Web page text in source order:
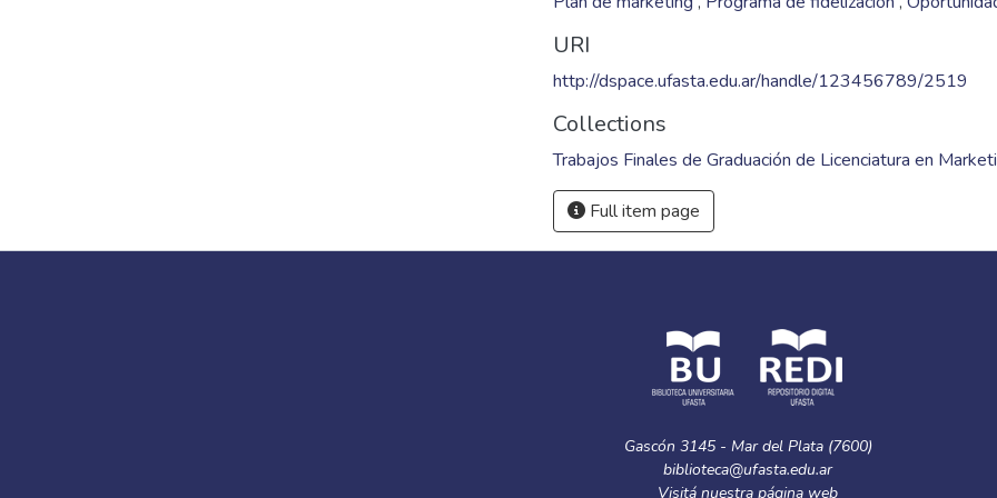
URI
http://dspace.ufasta.edu.ar/handle/123456789/2519
Collections
Trabajos Finales de Graduación de Licenciatura en
Full item page
Gascón 3145 - Mar del Plata (7600)
biblioteca@ufasta.edu.ar
Visitá nuestra página web